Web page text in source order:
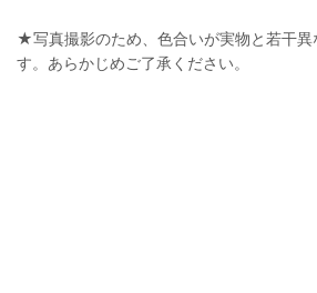
★写真撮影のため、色合いが実物と若干異
す。あらかじめご了承ください。